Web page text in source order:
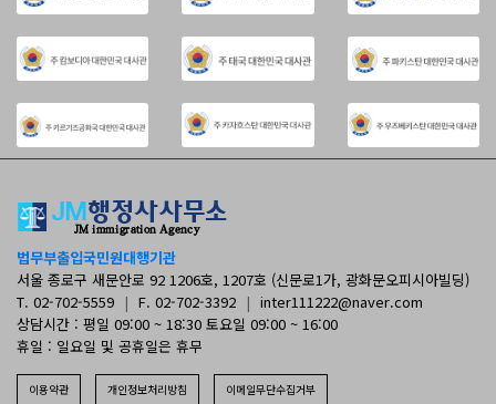
법무부출입국민원대행기관
서울 종로구 새문안로 92 1206호, 1207호 (신문로1가, 광화문오피시아빌딩)
T. 02-702-5559 | F. 02-702-3392 | inter111222@naver.com
상담시간 : 평일 09:00 ~ 18:30 토요일 09:00 ~ 16:00
휴일 : 일요일 및 공휴일은 휴무
이용약관 개인정보처리방침 이메일무단수집거부